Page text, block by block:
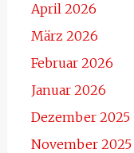
April 2026
März 2026
Februar 2026
Januar 2026
Dezember 2025
November 2025